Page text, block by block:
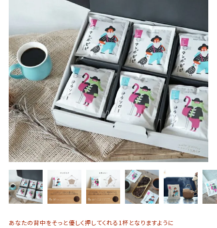
あなたの背中をそっと優しく押してくれる1杯となりますように